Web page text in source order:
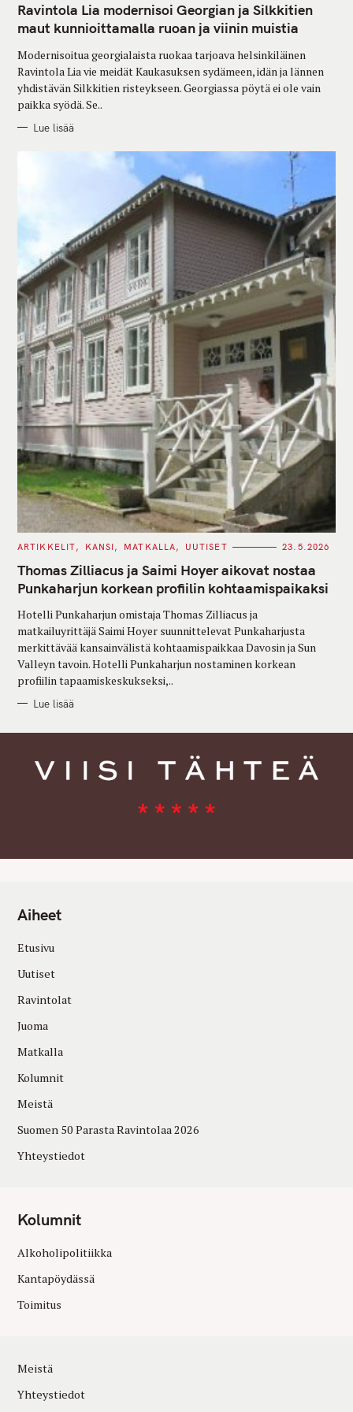
T
E
G
O
I
E
S
Ravintola Lia modernisoi Georgian ja Silkkitien
maut kunnioittamalla ruoan ja viinin muistia
Modernisoitua georgialaista ruokaa tarjoava helsinkiläinen
Ravintola Lia vie meidät Kaukasuksen sydämeen, idän ja lännen
yhdistävän Silkkitien risteykseen. Georgiassa pöytä ei ole vain
paikka syödä. Se..
Lue lisää
C
T
E
G
O
I
E
S
ARTIKKELIT KANSI MATKALLA UUTISET 23.5.2026
Thomas Zilliacus ja Saimi Hoyer aikovat nostaa
Punkaharjun korkean profiilin kohtaamispaikaksi
Hotelli Punkaharjun omistaja Thomas Zilliacus ja
matkailuyrittäjä Saimi Hoyer suunnittelevat Punkaharjusta
merkittävää kansainvälistä kohtaamispaikkaa Davosin ja Sun
Valleyn tavoin. Hotelli Punkaharjun nostaminen korkean
profiilin tapaamiskeskukseksi,..
Lue lisää
Aiheet
Etusivu
Uutiset
Ravintolat
Juoma
Matkalla
Kolumnit
Meistä
Suomen 50 Parasta Ravintolaa 2026
Yhteystiedot
Kolumnit
Alkoholipolitiikka
Kantapöydässä
Toimitus
Meistä
Yhteystiedot